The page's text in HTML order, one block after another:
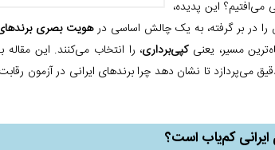
این پدیده،
در بر گرفته، به یک چالش اساسی درهویت بصری
مسیر، یعنیکپی‌برداری، را انتخاب می‌کنند. این
می‌پردازد تا نشان دهد چرا برندهای ایرانی در آزمون
کم‌یاب است؟